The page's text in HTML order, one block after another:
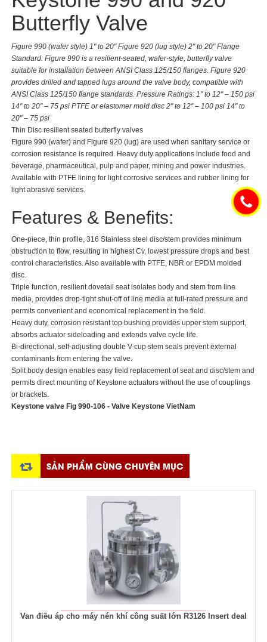
Butterfly Valve
Figure 990 (wafer style) 1" to 20" Figure 920 (lug style) 2" to 20" Flange
Standard: Figure 990 is a resilient-seated, wafer-style, butterfly valve
suitable for installation between ANSI Class 125/150 flanges. Figure 920
provides drilled and tapped lugs around the valve body, compatible with
ANSI Class 125/150 flange standards. Pressure Ratings: 1" to 12" – 150 psi
14" to 20" – 75 psi PTFE or elastomer mold disc 2" to 12" – 100 psi 14" to
20" – 75 psi
Thin Disc resilient seated butterfly valves
Figure 990 (wafer) and Figure 920 (lug) are used when sanitary service or
corrosion resistance is required. Heavy duty applications include food and
beverage, pharmaceutical, pulp and paper, mining and power industries.
Available with PTFE lining for light corrosive services and rubber lining for
light abrasive services.
Features & Benefits:
One-piece, thin profile, 316 Stainless steel disc/stem provides minimum
obstruction to flow, resulting in highest Cv, lowest pressure drops and best
control characteristics. Also available with PTFE, NBR or EPDM molded
disc.
Triple function, resilient dovetail seat isolates body and stem from line
media, provides drop-tight shut-off of line media at full-rated pressure and
permits convenient and economical replacement in the field.
Heavy duty, corrosion resistant top bushing provides upper stem support,
absorbs actuator sideloading and extends valve cycle life.
Bi-directional, self-adjusting double V-cup stem seals prevent external
contaminants from entering the valve.
Split body design enables easy field replacement of seat and disc/stem and
permits direct mounting of Keystone actuators without the use of couplings
or brackets.
Keystone valve Fig 990-106 - Valve Keystone VietNam
SẢN PHẨM CÙNG CHUYÊN MỤC
Van điều áp cho máy nén khí công suất lớn R3126 Insert deal